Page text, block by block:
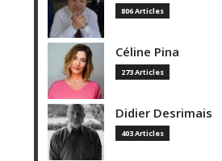
806 Articles
Céline Pina
273 Articles
Didier Desrimais
403 Articles